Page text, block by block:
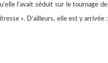
l’avait séduit sur le tournage de
». D’ailleurs, elle est y arrivée :